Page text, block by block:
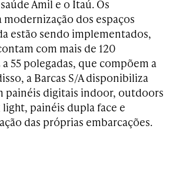
Amil e o Itaú. Os
dos espaços
estão sendo implementados,
com mais de 120
55 polegadas, que compõem a
a Barcas S/A disponibiliza
painéis digitais indoor, outdoors
painéis dupla face e
das próprias embarcações.